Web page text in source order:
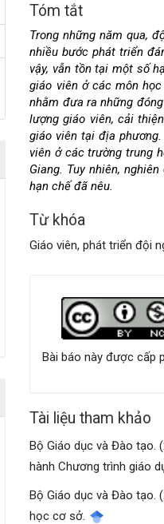
Nội
dung
chính
của
bài
viết
Tóm tắt
Trong những năm qua,
nhiều bước phát triển
vậy, vẫn tồn tại một số
giáo viên ở các môn
nhằm đưa ra những
lượng giáo viên, cải
giáo viên tại địa
viên ở các trường trung
Giang. Tuy nhiên,
hạn chế đã nêu.
Từ khóa
Giáo viên, phát triển đội
bài
Bài báo này được cấp
Tài liệu tham khảo
Bộ Giáo dục và Đào tạo.
hành Chương trình giáo
Bộ Giáo dục và Đào tạo.
học cơ sở.